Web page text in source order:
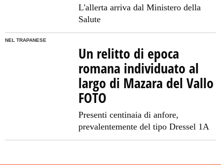
L'allerta arriva dal Ministero della
Salute
NEL TRAPANESE
Un relitto di epoca
romana individuato al
largo di Mazara del Vallo
FOTO
Presenti centinaia di anfore,
prevalentemente del tipo Dressel 1A